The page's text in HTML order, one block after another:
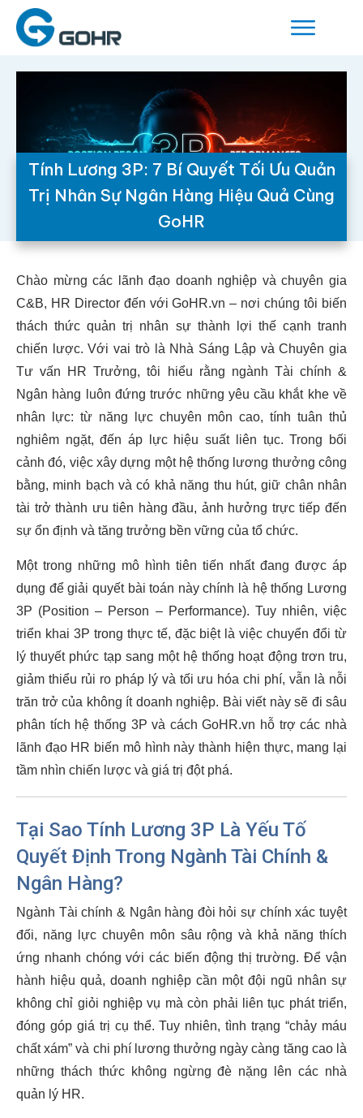
Tính Lương 3P: 7 Bí Quyết Tối Ưu Quản
Trị Nhân Sự Ngân Hàng Hiệu Quả Cùng
GoHR
Chào mừng các lãnh đạo doanh nghiệp và chuyên gia
C&B, HR Director đến với GoHR.vn – nơi chúng tôi biến
thách thức quản trị nhân sự thành lợi thế cạnh tranh
chiến lược. Với vai trò là Nhà Sáng Lập và Chuyên gia
Tư vấn HR Trưởng, tôi hiểu rằng ngành Tài chính &
Ngân hàng luôn đứng trước những yêu cầu khắt khe về
nhân lực: từ năng lực chuyên môn cao, tính tuân thủ
nghiêm ngặt, đến áp lực hiệu suất liên tục. Trong bối
cảnh đó, việc xây dựng một hệ thống lương thưởng công
bằng, minh bạch và có khả năng thu hút, giữ chân nhân
tài trở thành ưu tiên hàng đầu, ảnh hưởng trực tiếp đến
sự ổn định và tăng trưởng bền vững của tổ chức.
Một trong những mô hình tiên tiến nhất đang được áp
dụng để giải quyết bài toán này chính là hệ thống Lương
3P (Position – Person – Performance). Tuy nhiên, việc
triển khai 3P trong thực tế, đặc biệt là việc chuyển đổi từ
lý thuyết phức tạp sang một hệ thống hoạt động trơn tru,
giảm thiểu rủi ro pháp lý và tối ưu hóa chi phí, vẫn là nỗi
trăn trở của không ít doanh nghiệp. Bài viết này sẽ đi sâu
phân tích hệ thống 3P và cách GoHR.vn hỗ trợ các nhà
lãnh đạo HR biến mô hình này thành hiện thực, mang lại
tầm nhìn chiến lược và giá trị đột phá.
Tại Sao Tính Lương 3P Là Yếu Tố
Quyết Định Trong Ngành Tài Chính &
Ngân Hàng?
Ngành Tài chính & Ngân hàng đòi hỏi sự chính xác tuyệt
đối, năng lực chuyên môn sâu rộng và khả năng thích
ứng nhanh chóng với các biến động thị trường. Để vận
hành hiệu quả, doanh nghiệp cần một đội ngũ nhân sự
không chỉ giỏi nghiệp vụ mà còn phải liên tục phát triển,
đóng góp giá trị cụ thể. Tuy nhiên, tình trạng “chảy máu
chất xám” và chi phí lương thưởng ngày càng tăng cao là
những thách thức không ngừng đè nặng lên các nhà
quản lý HR.